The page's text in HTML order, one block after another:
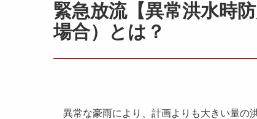
緊急放流【異常洪水時
場合）とは？
異常な豪雨により、計画よりも大きい量の